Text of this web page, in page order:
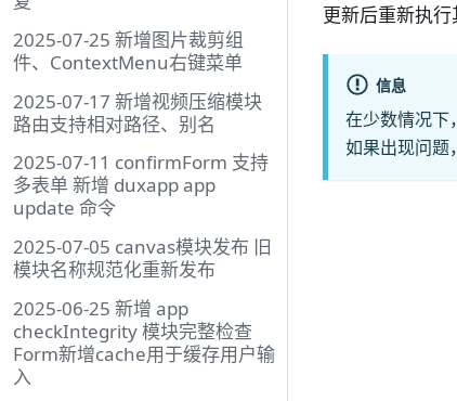
2025-07-25 新增图片裁剪组
件、ContextMenu右键菜单
2025-07-17 新增视频压缩模块
路由支持相对路径、别名
2025-07-11 confirmForm 支持
多表单 新增 duxapp app
update 命令
2025-07-05 canvas模块发布 旧
模块名称规范化重新发布
2025-06-25 新增 app
checkIntegrity 模块完整检查
Form新增cache用于缓存用户输
入
更新后重新执
信息
在少数情况下
如果出现问题